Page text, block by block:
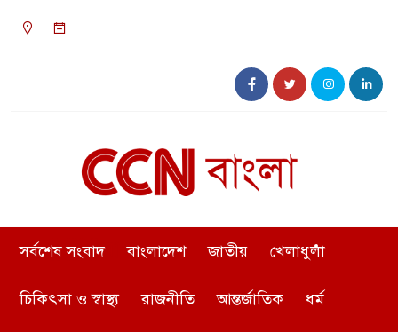
সর্বশেষ সংবাদ বাংলাদেশ জাতীয় খেলাধুলা
চিকিৎসা ও স্বাস্থ্য রাজনীতি আন্তর্জাতিক ধর্ম